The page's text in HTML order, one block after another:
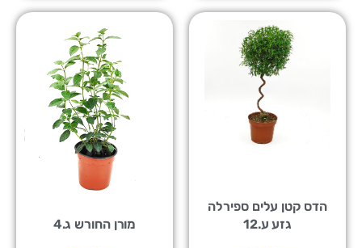
הדס קטן עלים ספירלה
גזע ע.12
מורן החורש ג.4